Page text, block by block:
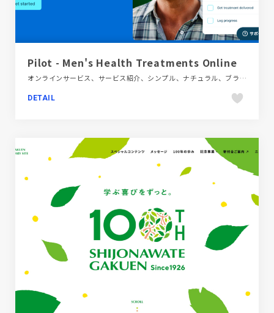
Pilot - Men's Health Treatments Online
オンラインサービス、サービス紹介、シンプル、ナチュラル、ブランド・サービスサイト、ブルー系、医療・ヘルスケア、大きめ写真、海外サイト
DETAIL